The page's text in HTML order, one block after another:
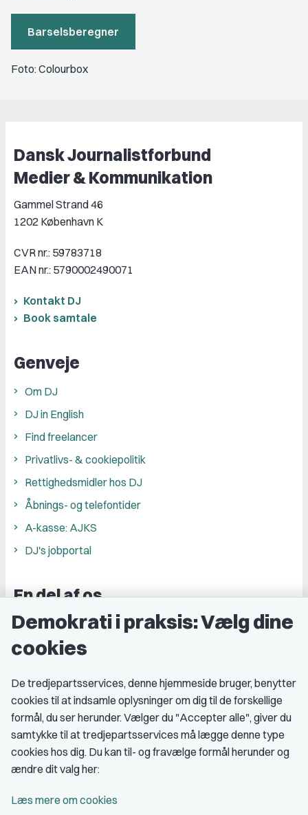
Barselsberegner
Foto: Colourbox
Dansk Journalistforbund
Medier & Kommunikation
Gammel Strand 46
1202 København K
CVR nr.: 59783718
EAN nr.: 5790002490071
Kontakt DJ
Book samtale
Genveje
Om DJ
DJ in English
Find freelancer
Privatlivs- & cookiepolitik
Rettighedsmidler hos DJ
Åbnings- og telefontider
A-kasse: AJKS
DJ's jobportal
En del af os
Grupper og kredse
Studenterorganisationer
Medlemskab
Fordele som medlem
Kontingent
Demokrati i praksis: Vælg dine
cookies
De tredjepartsservices, denne hjemmeside bruger, benytter
cookies til at indsamle oplysninger om dig til de forskellige
formål, du ser herunder. Vælger du "Accepter alle", giver du
samtykke til at tredjepartsservices må lægge denne type
cookies hos dig. Du kan til- og fravælge formål herunder og
ændre dit valg her:
Læs mere om cookies